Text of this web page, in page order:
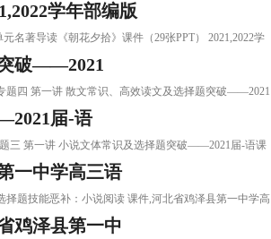
学年部编版
名著导读《朝花夕拾》课件（29张PPT） 2021,2022学
破——2021
题四 第一讲 散文常识、高效读文及选择题突破——2021
届-语
三 第一讲 小说文体常识及选择题突破——2021届-语课
一中学高三语
题技能恶补：小说阅读 课件,河北省鸡泽县第一中学高
鸡泽县第一中